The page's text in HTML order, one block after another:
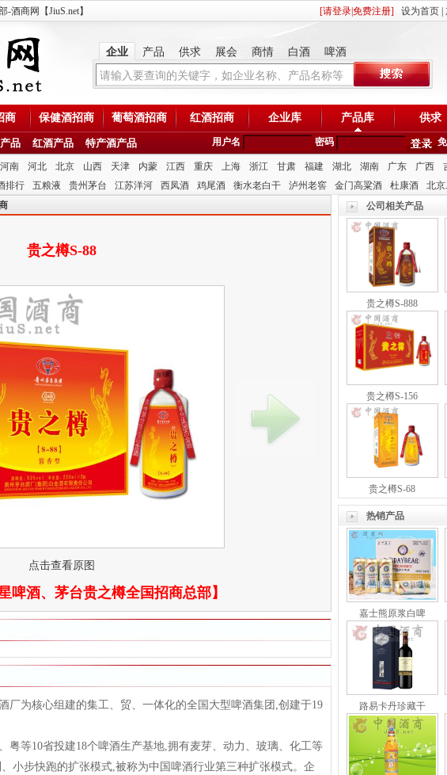
酒商网【JiuS.net】 [请登录免费注册] 设为首页
企业 产品 供求 展会 商情 白酒 啤酒
商 保健酒招商 葡萄酒招商 红酒招商 企业库 产品库 供求
品 红酒产品 特产酒产品 用户名 密码
河南 河北 北京 山西 天津 内蒙 江西 重庆 上海 浙江 甘肃 福建 湖北 湖南 广东 广西
排行 五粮液 贵州茅台 江苏洋河 西凤酒 鸡尾酒 衡水老白干 泸州老窖 金门高粱酒 杜康酒
北
贵之樽S-88
点击查看原图
啤酒、茅台贵之樽全国招商总部】
厂为核心组建的集工、贸、一体化的全国大型啤酒集团,创建于19
粤等10省投建18个啤酒生产基地,拥有麦芽、动力、玻璃、化工等
小步快跑的扩张模式,被称为中国啤酒行业第三种扩张模式。企
公司相关产品
贵之樽S-888
贵之樽S-156
贵之樽S-68
热销产品
嘉士熊原浆白啤
路易卡丹珍藏干